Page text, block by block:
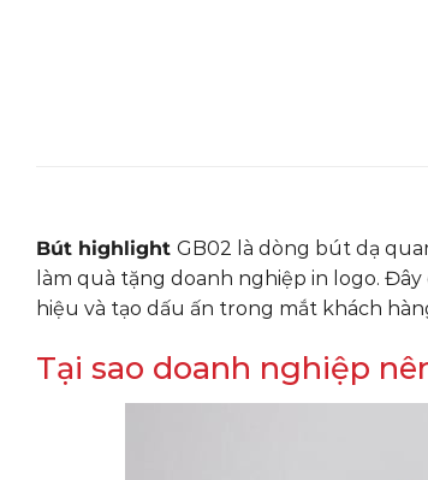
Bút highlight GB02 là dòng bút dạ
làm quà tặng doanh nghiệp in logo.
hiệu và tạo dấu ấn trong mắt khách
Tại sao doanh nghiệp